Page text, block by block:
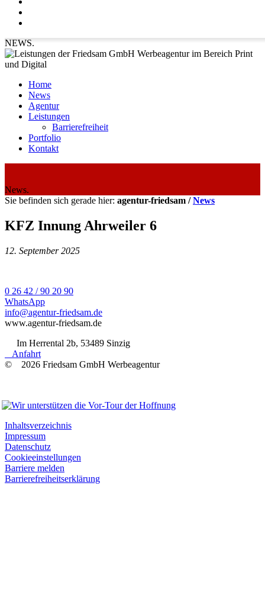
NEWS.
Home
News
Agentur
Leistungen
Barrierefreiheit
Portfolio
Kontakt
News.
Sie befinden sich gerade hier: agentur-friedsam /News
KFZ Innung Ahrweiler 6
12. September 2025
0 26 42 / 90 20 90
WhatsApp
info@agentur-friedsam.de
www.agentur-friedsam.de
Im Herrental 2b, 53489 Sinzig
Anfahrt
© 2026 Friedsam GmbH Werbeagentur
Inhaltsverzeichnis
Impressum
Datenschutz
Cookieeinstellungen
Barriere melden
Barrierefreiheitserklärung